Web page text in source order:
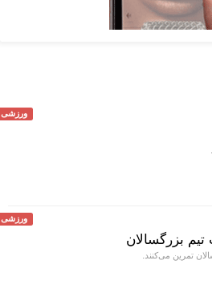
ورزشی
ورزشی
بزرگسالان
تمرین می‌کنند.